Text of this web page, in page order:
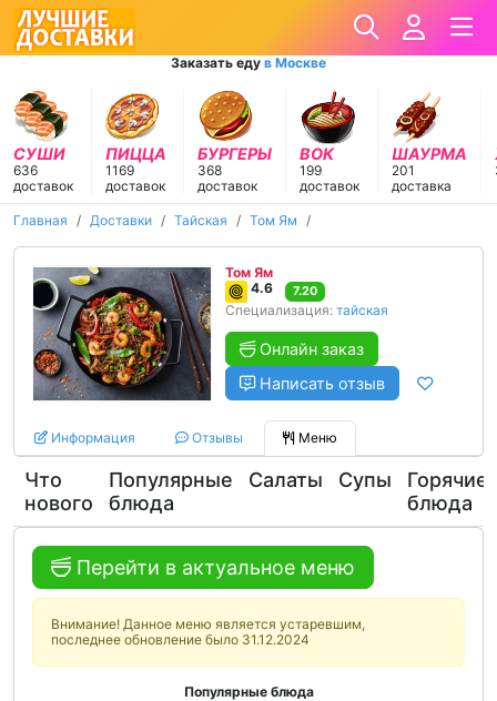
Заказать еду в Москве
СУШИ
636
доставок
ПИЦЦА
1169
доставок
БУРГЕРЫ
368
доставок
ВОК
199
доставок
ШАУРМА
201
доставка
Главная Доставки Тайская Том Ям
Том Ям
4.6
7.20
Специализация: тайская
Онлайн заказ
Написать отзыв
Информация Отзывы Меню
Перейти в актуальное меню
Внимание! Данное меню является устаревшим,
последнее обновление было 31.12.2024
Популярные блюда
Что
нового
Популярные
блюда
Салаты Супы
Горячие
блюда